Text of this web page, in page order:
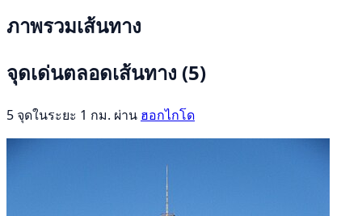
ภาพรวมเส้นทาง
จุดเด่นตลอดเส้นทาง (5)
5 จุดในระยะ 1 กม. ผ่าน ฮอกไกโด